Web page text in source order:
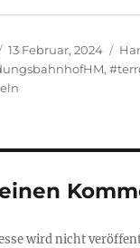
Veröffentlicht
am
13 Februar, 2024
,
wird nicht